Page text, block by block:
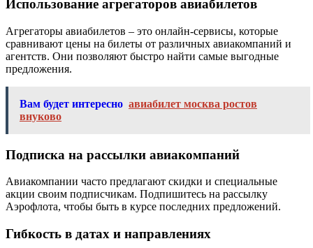
Использование агрегаторов авиабилетов
Агрегаторы авиабилетов – это онлайн-сервисы, которые
сравнивают цены на билеты от различных авиакомпаний и
агентств. Они позволяют быстро найти самые выгодные
предложения.
Вам будет интересно авиабилет москва ростов
внуково
Подписка на рассылки авиакомпаний
Авиакомпании часто предлагают скидки и специальные
акции своим подписчикам. Подпишитесь на рассылку
Аэрофлота, чтобы быть в курсе последних предложений.
Гибкость в датах и направлениях